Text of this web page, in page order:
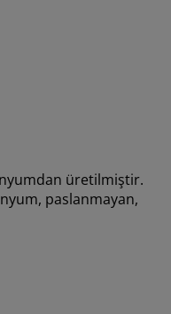
üretilmiştir.
paslanmayan,